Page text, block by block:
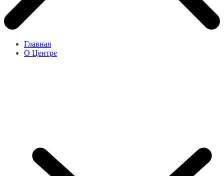
Главная
О Центре